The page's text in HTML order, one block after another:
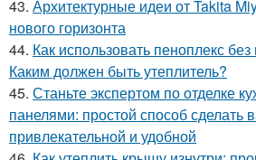
43. Архитектурные идеи от Takita
нового горизонта
44. Как использовать пеноплекс
Каким должен быть утеплитель?
45. Станьте экспертом по отделке
панелями: простой способ сделать
привлекательной и удобной